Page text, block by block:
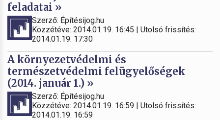
feladatai »
Szerző: Építésijog.hu
Közzétéve: 2014.01.19. 16:45 | Utolsó frissítés:
2014.01.19. 17:30
A környezetvédelmi és
természetvédelmi felügyelőségek
(2014. január 1.) »
Szerző: Építésijog.hu
Közzétéve: 2014.01.19. 16:59 | Utolsó frissítés:
2014.01.19. 16:59